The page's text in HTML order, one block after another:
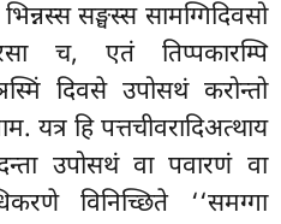
सङ्घस्स सामग्गिदिवसो
च, एतं तिप्पकारम्पि
दिवसे उपोसथं करोन्तो
यत्र हि पत्तचीवरादिअत्थाय
उपोसथं वा पवारणं वा
विनिच्छिते ‘‘समग्गा